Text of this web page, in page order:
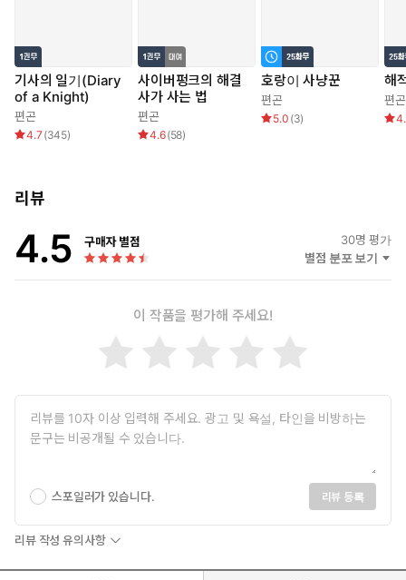
기사의 일기(Diary
of a Knight)
편곤
4.7 (345)
사이버펑크의 해결
사가 사는 법
편곤
4.6(58)
호랑이 사냥꾼
편곤
5.0 (3)
해
편곤
리뷰
4.5 구매자 별점 30명 평가
별점 분포 보기
이 작품을 평가해 주세요!
스포일러가 있습니다. 리뷰 등록
리뷰 작성 유의사항